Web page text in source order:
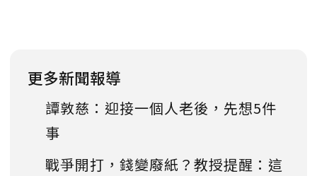
更多新聞報導
譚敦慈：迎接一個人老後，先想5件
事
戰爭開打，錢變廢紙？教授提醒：這